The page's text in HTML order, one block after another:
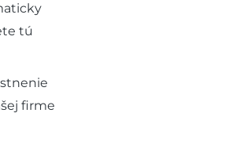
tú
firme